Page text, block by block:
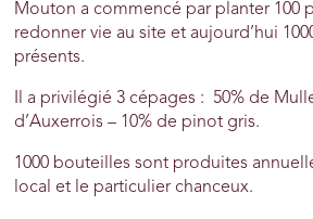
Mouton a commencé par planter 100
redonner vie au site et aujourd’hui
présents.
Il a privilégié 3 cépages : 50% de
d’Auxerrois – 10% de pinot gris.
1000 bouteilles sont produites
local et le particulier chanceux.